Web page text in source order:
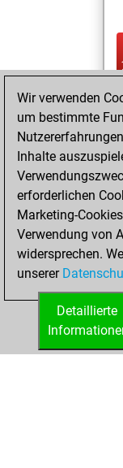
Wir verwenden
um bestimmte
Inhalte
erforderlichen
Marketing-
Verwendung von
widersprechen.
unserer
Detaillierte